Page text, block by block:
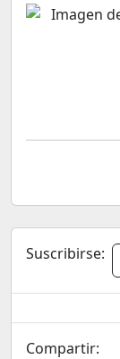
Suscribirse:
Compartir: